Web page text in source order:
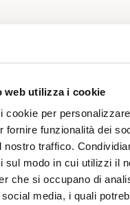
web utilizza i cookie
cookie per
fornire funzionalità dei
nostro traffico.
sul modo in cui utilizzi il
che si occupano di
media, i quali